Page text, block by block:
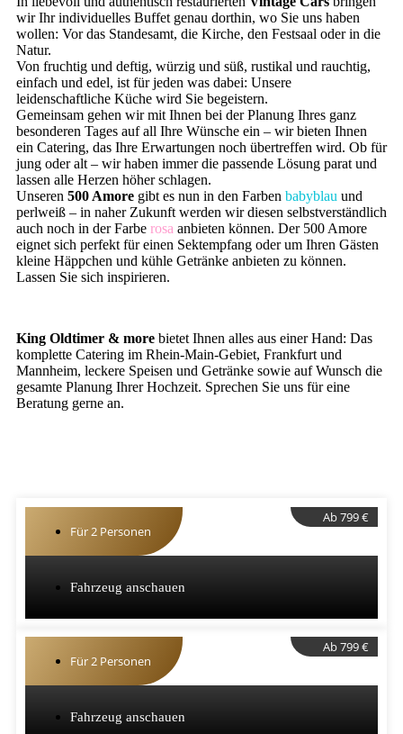
wir Ihr individuelles Buffet genau dorthin, wo Sie uns haben
wollen: Vor das Standesamt, die Kirche, den Festsaal oder in die
Natur.
Von fruchtig und deftig, würzig und süß, rustikal und rauchtig,
einfach und edel, ist für jeden was dabei: Unsere
leidenschaftliche Küche wird Sie begeistern.
Gemeinsam gehen wir mit Ihnen bei der Planung Ihres ganz
besonderen Tages auf all Ihre Wünsche ein – wir bieten Ihnen
ein Catering, das Ihre Erwartungen noch übertreffen wird. Ob für
jung oder alt – wir haben immer die passende Lösung parat und
lassen alle Herzen höher schlagen.
Unseren 500 Amore gibt es nun in den Farben babyblau und
perlweiß – in naher Zukunft werden wir diesen selbstverständlich
auch noch in der Farbe rosa anbieten können. Der 500 Amore
eignet sich perfekt für einen Sektempfang oder um Ihren Gästen
kleine Häppchen und kühle Getränke anbieten zu können.
Lassen Sie sich inspirieren.
King Oldtimer & more bietet Ihnen alles aus einer Hand: Das
komplette Catering im Rhein-Main-Gebiet, Frankfurt und
Mannheim, leckere Speisen und Getränke sowie auf Wunsch die
gesamte Planung Ihrer Hochzeit. Sprechen Sie uns für eine
Beratung gerne an.
Für 2 Personen
Ab 799 €
Fahrzeug anschauen
Für 2 Personen
Ab 799 €
Fahrzeug anschauen